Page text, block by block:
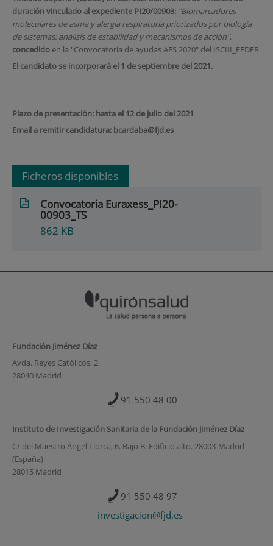
duración vinculado al expediente PI20/00903:"Biomarcadores
moleculares de asma y alergia respiratoria priorizados por biología
de sistemas: análisis de estabilidad y mecanismos de acción",
concedido en la "Convocatoria de ayudas AES 2020" del ISCIII_FEDER
El candidato se incorporará el 1 de septiembre del 2021.
Plazo de presentación: hasta el 12 de julio del 2021
Email a remitir candidatura: bcardaba@fjd.es
Ficheros disponibles
Convocatoria Euraxess_PI20-
00903_TS
862 KB
Fundación Jiménez Díaz
Avda. Reyes Católicos, 2
28040 Madrid
91 550 48 00
Instituto de Investigación Sanitaria de la Fundación Jiménez Díaz
C/ del Maestro Ángel Llorca, 6. Bajo B. Edificio alto. 28003-Madrid
(España)
28015 Madrid
91 550 48 97
investigacion@fjd.es